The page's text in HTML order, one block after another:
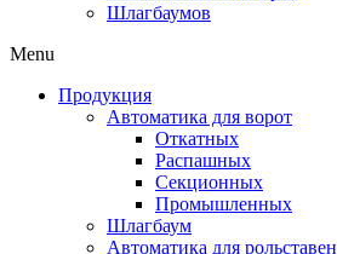
Шлагбаумов
Menu
Продукция
Автоматика для ворот
Откатных
Распашных
Секционных
Промышленных
Шлагбаум
Автоматика для рольставен